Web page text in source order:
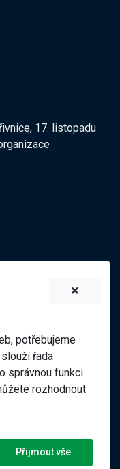
17. listopadu
| |Předchozí web
Nastavení soukromí
potřebujeme
řada
správnou funkci
rozhodnout
Přijmout vše